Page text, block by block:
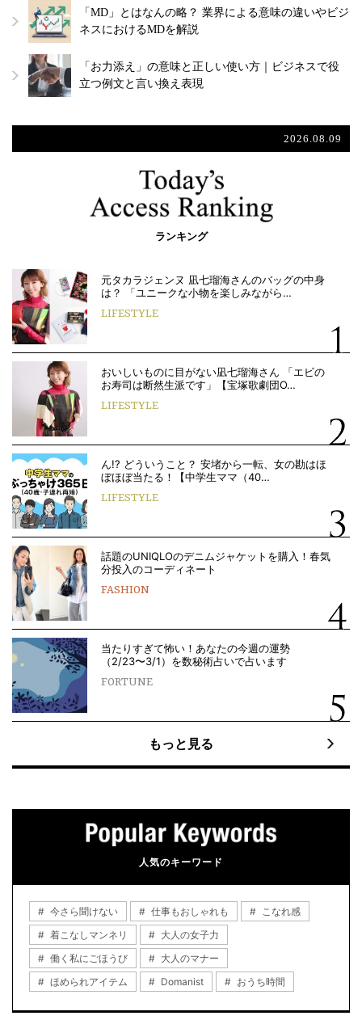
「MD」とはなんの略？ 業界による意味の違いやビジ
ネスにおけるMDを解説
「お力添え」の意味と正しい使い方｜ビジネスで役
立つ例文と言い換え表現
2026.08.09
ランキング
元タカラジェンヌ 凪七瑠海さんのバッグの中身
は？ 「ユニークな小物を楽しみながら…
LIFESTYLE
おいしいものに目がない凪七瑠海さん 「エビの
お寿司は断然生派です」【宝塚歌劇団O…
LIFESTYLE
ん!? どういうこと？ 安堵から一転、女の勘はほ
ぼほぼ当たる！【中学生ママ（40…
LIFESTYLE
話題のUNIQLOのデニムジャケットを購入！春気
分投入のコーディネート
FASHION
当たりすぎて怖い！あなたの今週の運勢
（2/23〜3/1）を数秘術占いで占います
FORTUNE
もっと見る
人気のキーワード
今さら聞けない 仕事もおしゃれも
こなれ感
着こなしマンネリ
大人の女子力
働く私にごほうび
大人のマナー
ほめられアイテム
Domanist おうち時間